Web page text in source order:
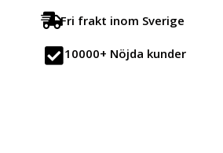
Fri frakt inom Sverige
10000+ Nöjda kunder